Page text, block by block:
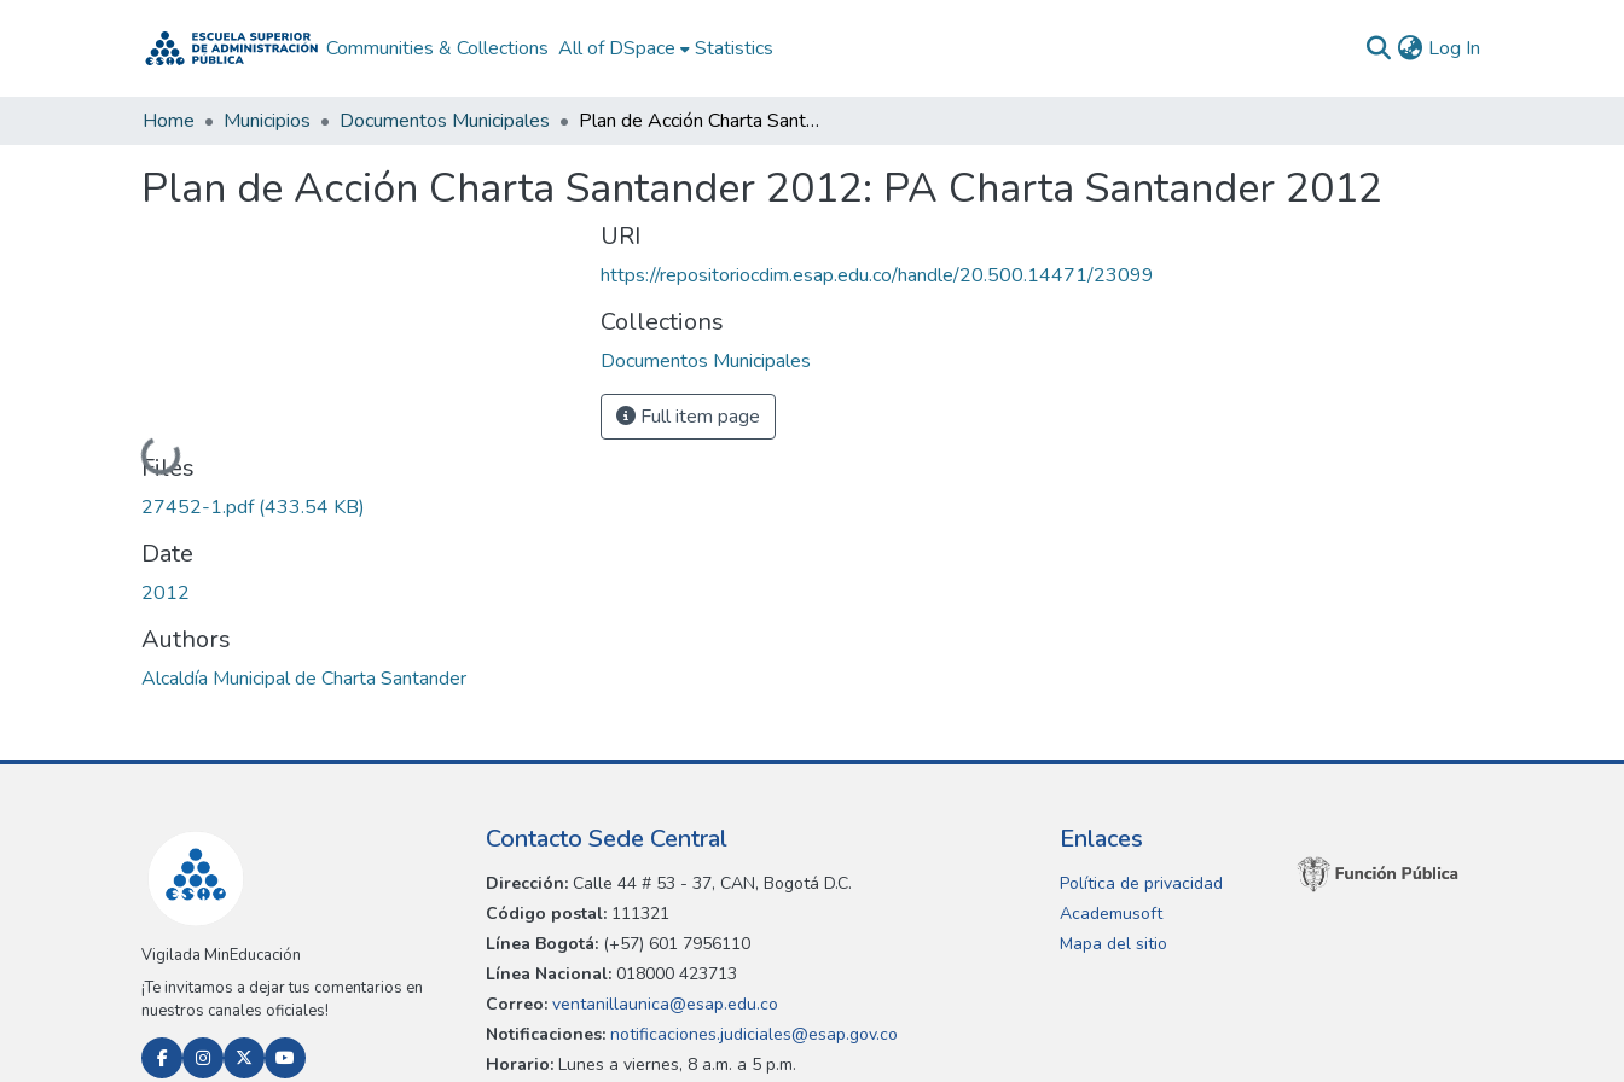
Communities & Collections All of DSpace Statistics Log In
Home Municipios Documentos Municipales Plan de Acción Charta Santander 2012: PA Charta Santander 2012
Plan de Acción Charta Santander 2012: PA Charta Santander 2012
Loading...
Files
27452-1.pdf(433.54 KB)
Date
2012
Authors
Alcaldía Municipal de Charta Santander
URI
https://repositoriocdim.esap.edu.co/handle/20.500.14471/23099
Collections
Documentos Municipales
Full item page
Vigilada MinEducación
¡Te invitamos a dejar tus comentarios en
nuestros canales oficiales!
Contacto Sede Central
Dirección: Calle 44 # 53 - 37, CAN, Bogotá D.C.
Código postal: 111321
Línea Bogotá: (+57) 601 7956110
Línea Nacional: 018000 423713
Correo: ventanillaunica@esap.edu.co
Notificaciones: notificaciones.judiciales@esap.gov.co
Horario: Lunes a viernes, 8 a.m. a 5 p.m.
Enlaces
Política de privacidad
Academusoft
Mapa del sitio